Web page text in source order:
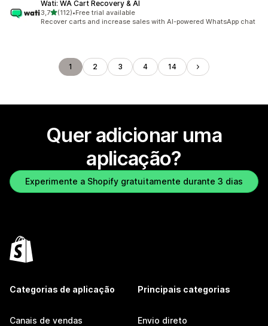
Wati: WA Cart Recovery & AI
3,7de 5 estrelas
(112)
112 total de avaliações
•Free trial available
Recover carts and increase sales with AI-powered WhatsApp chat
1 2 3 4 14
Quer adicionar uma
aplicação?
Experimente a Shopify gratuitamente durante 3 dias
Categorias de aplicação
Canais de vendas
Principais categorias
Envio direto